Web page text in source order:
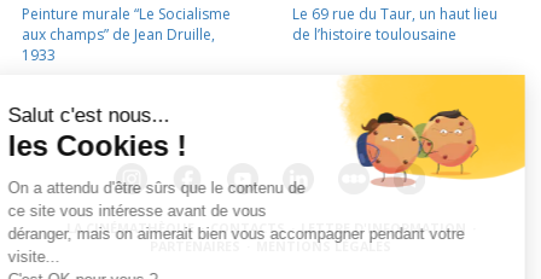
Peinture murale “Le Socialisme
aux champs” de Jean Druille,
1933
Le 69 rue du Taur, un haut lieu
de l’histoire toulousaine
LA CINÉMATHÈQUE · CONTACTS · LETTRE D'INFORMATION
PARTENAIRES · MENTIONS LÉGALES